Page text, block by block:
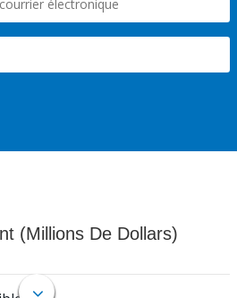
(Millions De Dollars)